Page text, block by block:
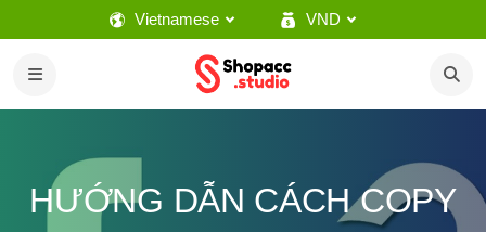
Vietnamese VND
HƯỚNG DẪN CÁCH COPY